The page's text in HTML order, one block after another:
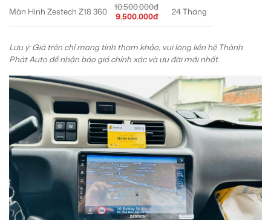
Màn Hình Zestech Z18 360
10.500.000đ
9.500.000đ
24 Tháng
Lưu ý: Giá trên chỉ mang tính tham khảo, vui lòng liên hệ Thành
Phát Auto để nhận báo giá chính xác và ưu đãi mới nhất.